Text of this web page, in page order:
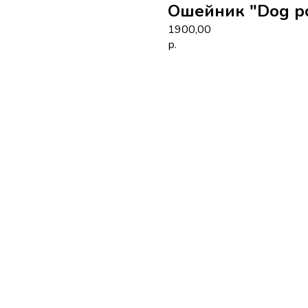
Ошейник "Dog
1900,00
р.